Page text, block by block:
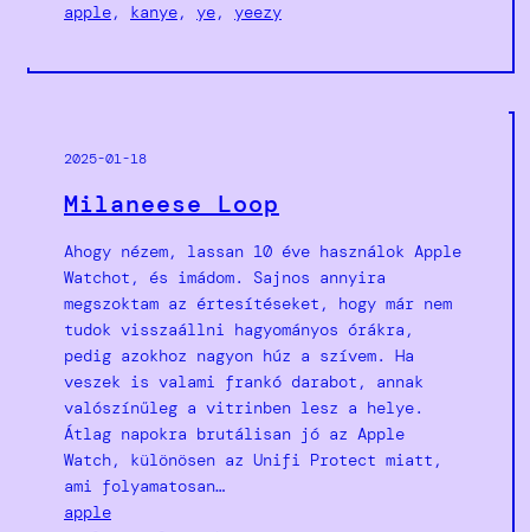
apple, kanye, ye, yeezy
2025-01-18
Milaneese Loop
Ahogy nézem, lassan 10 éve használok Apple
Watchot, és imádom. Sajnos annyira
megszoktam az értesítéseket, hogy már nem
tudok visszaállni hagyományos órákra,
pedig azokhoz nagyon húz a szívem. Ha
veszek is valami frankó darabot, annak
valószínűleg a vitrinben lesz a helye.
Átlag napokra brutálisan jó az Apple
Watch, különösen az Unifi Protect miatt,
ami folyamatosan…
apple